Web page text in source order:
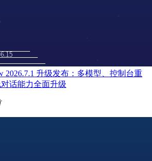
2026.7.1 升级发布：多模型、控制台重
话能力全面升级